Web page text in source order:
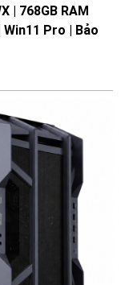
| 768GB RAM
Win11 Pro | Bảo